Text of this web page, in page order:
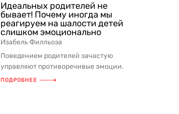
Идеальных родителей не
бывает! Почему иногда мы
реагируем на шалости детей
слишком эмоционально
Изабель Филльоза
Поведением родителей зачастую
управляют противоречивые эмоции.
Конечно, мы не хотим повторять чужие
ПОДРОБНЕЕ